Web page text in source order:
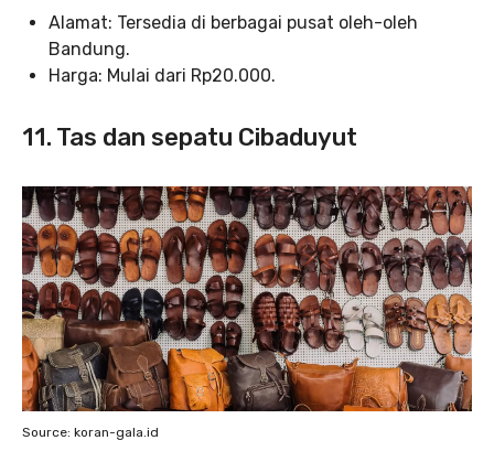
Alamat: Tersedia di berbagai pusat oleh-oleh
Bandung.
Harga: Mulai dari Rp20.000.
11. Tas dan sepatu Cibaduyut
Source: koran-gala.id